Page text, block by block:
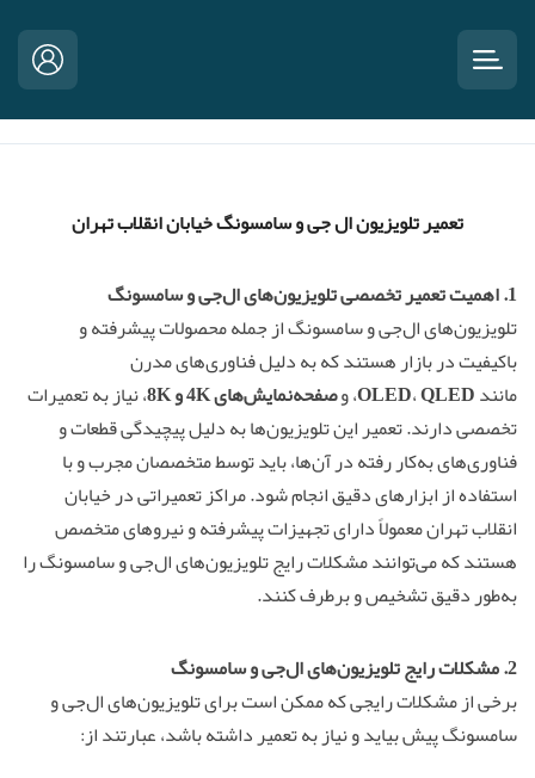
تعمیر تلویزیون ال جی و سامسونگ خیابان انقلاب تهران
1. اهمیت
تعمیر تخصصی تلویزیون‌های ال‌جی و سامسونگ
تلویزیون‌های ال‌جی و سامسونگ از جمله محصولات پیشرفته و
باکیفیت در بازار هستند که به دلیل فناوری‌های مدرن
مانند
OLED،QLED ، وصفحه‌نمایش‌های 4K و 8K
، نیاز به تعمیرات
تخصصی دارند. تعمیر این تلویزیون‌ها به دلیل پیچیدگی قطعات و
فناوری‌های به‌کار رفته در آن‌ها، باید توسط متخصصان مجرب و با
استفاده از ابزارهای دقیق انجام شود. مراکز تعمیراتی در خیابان
انقلاب تهران معمولاً دارای تجهیزات پیشرفته و نیروهای متخصص
هستند که می‌توانند مشکلات رایج تلویزیون‌های ال‌جی و سامسونگ را
به‌طور دقیق تشخیص و برطرف کنند.
2. مشکلات رایج تلویزیون‌های ال‌جی و سامسونگ
برخی از مشکلات رایجی که ممکن است برای تلویزیون‌های ال‌جی و
سامسونگ پیش بیاید و نیاز به تعمیر داشته باشد، عبارتند از: